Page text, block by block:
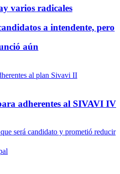
varios radicales
a intendente, pero
aún
adherentes al SIVAVI IV